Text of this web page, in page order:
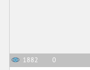
1882 0